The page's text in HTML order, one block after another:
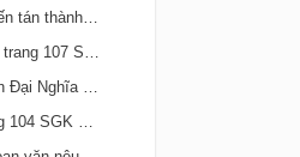
Bài 21 Viết đoạn văn nêu ý kiến tán thành một sự việc, hiện tượng (Bài viết số 2) trang 108 SGK Tiếng Việt 5 Kết nối tri thức tập 2
Bài 21 Luyện tập về câu ghép trang 107 SGK Tiếng Việt 5 Kết nối tri thức tập 2
Bài 21 Anh hùng lao động Trần Đại Nghĩa trang 106 SGK Tiếng Việt 5 Kết nối tri thức tập 2
Bài 20 Đền ơn đáp nghĩa trang 104 SGK Tiếng Việt 5 Kết nối tri thức tập 2